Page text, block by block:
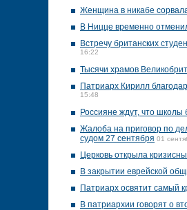
Женщина в никабе
В Ницце временно
Встречу британских
16:22
Тысячи храмов
Патриарх Кирилл
15:48
Россияне ждут, что школы
Жалоба на приговор по
судом 27 сентября 01
Церковь открыла
В закрытии еврейской
Патриарх освятит самый
В патриархии говорят о